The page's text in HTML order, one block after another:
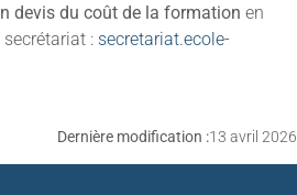
devis du coût de la formation en
: secretariat.ecole-
13 avril 2026
Dernière modification :